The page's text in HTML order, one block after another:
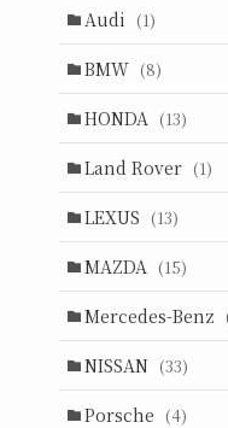
Audi (1)
BMW (8)
HONDA (13)
Land Rover (1)
LEXUS (13)
MAZDA (15)
Mercedes-Benz
NISSAN (33)
Porsche (4)